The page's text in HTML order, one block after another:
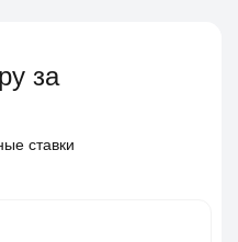
за
ставки